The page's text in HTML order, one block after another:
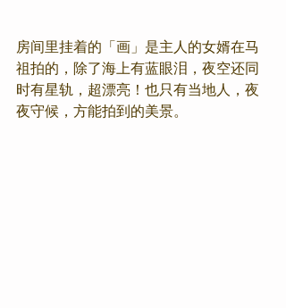
房间里挂着的「画」是主人的女婿在马
祖拍的，除了海上有蓝眼泪，夜空还同
时有星轨，超漂亮！也只有当地人，夜
夜守候，方能拍到的美景。